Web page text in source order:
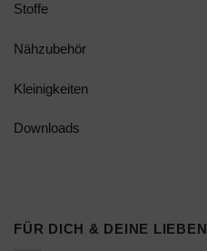
Stoffe
Nähzubehör
Kleinigkeiten
Downloads
FÜR DICH & DEINE LIEBEN